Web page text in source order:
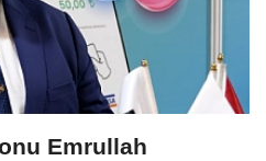
Emrullah